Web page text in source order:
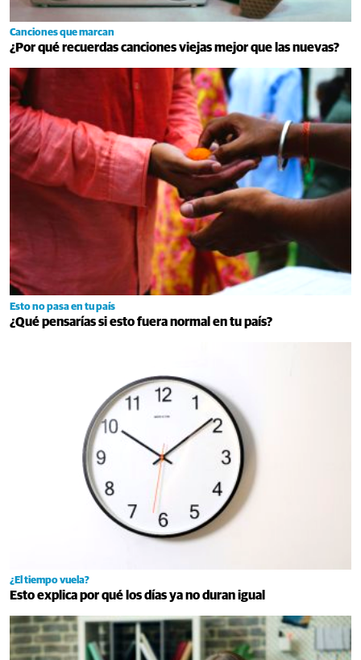
Canciones que marcan
¿Por qué recuerdas canciones viejas mejor que las nuevas?
Esto no pasa en tu país
¿Qué pensarías si esto fuera normal en tu país?
¿El tiempo vuela?
Esto explica por qué los días ya no duran igual